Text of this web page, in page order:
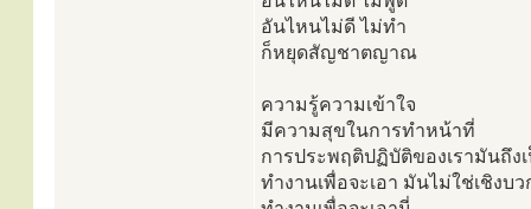
อันไหนไม่ดี ไม่ทำ
ก็หยุดสัญชาตญาณ
ความรู้ความเข้าใจ
มีความสุขในการทำหน้าที่
การประพฤติปฏิบัติของเรามันถึง
ทำงานเพื่อจะเอา มันไม่ใช่เชิงบ